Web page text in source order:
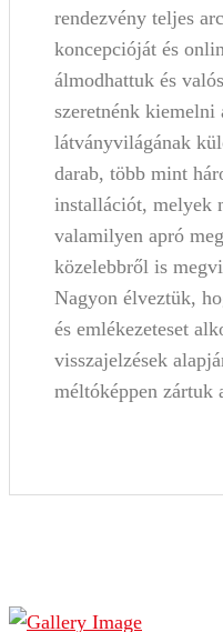
rendezvény teljes
koncepcióját és
álmodhattuk és
szeretnénk kiemelni
látványvilágának
darab, több mint
installációt, melyek
valamilyen apró
közelebbről is
Nagyon élveztük,
és emlékezeteset
visszajelzések
méltóképpen zártuk